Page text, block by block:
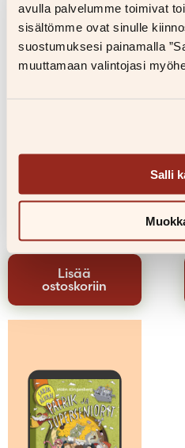
avulla palvelumme toimivat
sisältömme ovat sinulle
suostumuksesi painamalla
muuttamaan valintojasi
Salli
Malin Klingenberg,
Väärä Bertta
Lisää
ostoskoriin